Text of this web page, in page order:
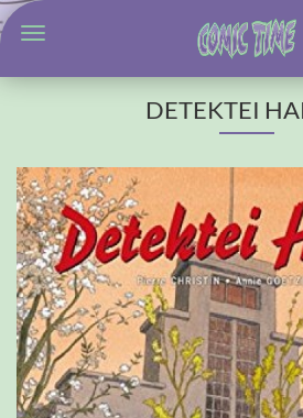
DETEKTEI